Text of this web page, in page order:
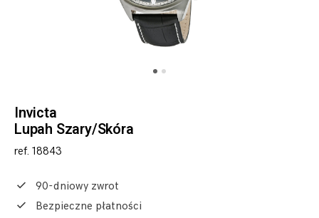
Invicta
Lupah Szary/Skóra
ref. 18843
90-dniowy zwrot
Bezpieczne płatności